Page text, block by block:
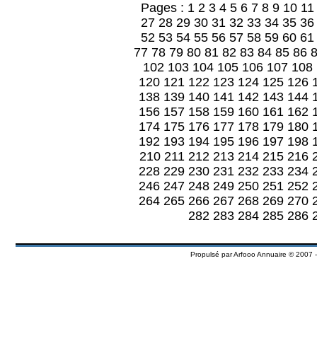
Pages : 1 2 3 4 5 6 7 8 9 10 11
27 28 29 30 31 32 33 34 35 36
52 53 54 55 56 57 58 59 60 61
77 78 79 80 81 82 83 84 85 86
102 103 104 105 106 107 108
120 121 122 123 124 125 126
138 139 140 141 142 143 144
156 157 158 159 160 161 162
174 175 176 177 178 179 180
192 193 194 195 196 197 198
210 211 212 213 214 215 216
228 229 230 231 232 233 234
246 247 248 249 250 251 252
264 265 266 267 268 269 270
282 283 284 285 286
Propulsé parArfooo Annuaire © 2007